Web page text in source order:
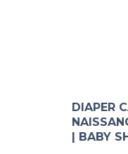
DIAPER
| BABY